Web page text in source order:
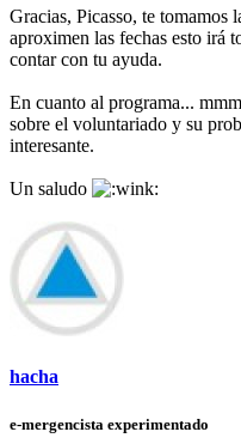
Gracias, Picasso, te tomamos
aproximen las fechas esto irá
contar con tu ayuda.
En cuanto al programa...
sobre el voluntariado y su
interesante.
Un saludo
hacha
e-mergencista experimentado